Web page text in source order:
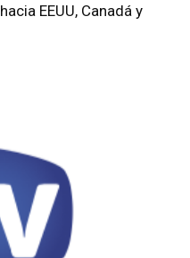
EEUU, Canadá y